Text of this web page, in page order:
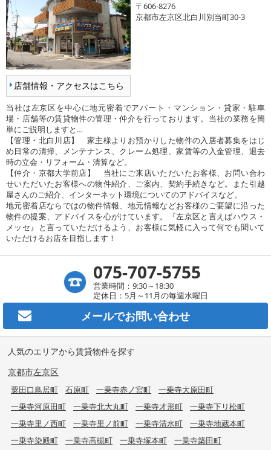
店舗情報・アクセスはこちら
〒606-8276
京都市左京区北白川別当町30-3
当社は左京区を中心に地元密着でアパート・マンション・貸家・駐車
場・店舗等の賃貸物件の管理・仲介を行っております。当社の業務を簡
単にご説明しますと…
【管理・北白川店】 家主様よりお預かりした物件の入居者募集をはじ
め日常の清掃、メンテナンス、クレーム処理、家賃等の入金管理、退去
時の立会・リフォーム・清算など。
【仲介・京都大学前店】 当社にご来店いただいたお客様、お問い合わ
せいただいたお客様への物件紹介、ご案内、契約手続きなど。また引越
屋さんのご紹介、インターネット環境についてのアドバイスなど。
地元密着店ならではの物件情報、地元情報などお客様のご要望に沿った
物件の提案、アドバイスを心がけています。『左京区と言えばハウス・
メッセ』と言っていただけるよう、お客様に気軽に入って何でも聞いて
いただけるお店を目指します！
075-707-5755
営業時間：9:30～18:30
定休日：5月～11月の毎週水曜日
メールでお問い合わせ
人気のエリアから賃貸物件を探す
京都市左京区
粟田口鳥居町 石原町 一乗寺赤ノ宮町
一乗寺大原田町
一乗寺河原田町
一乗寺北大丸町 一乗寺才形町
一乗寺下リ松町
一乗寺里ノ西町
一乗寺里ノ前町 一乗寺清水町
一乗寺地蔵本町
一乗寺染殿町
一乗寺高槻町 一乗寺塚本町
一乗寺築田町